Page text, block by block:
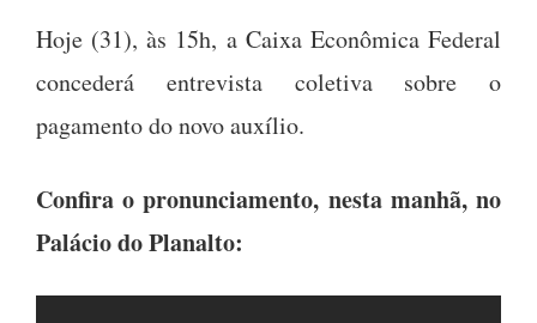
Hoje (31), às 15h, a Caixa Econômica Federal
concederá entrevista coletiva sobre o
pagamento do novo auxílio.
Confira o pronunciamento, nesta manhã, no
Palácio do Planalto: